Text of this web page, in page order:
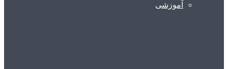
آموزشی